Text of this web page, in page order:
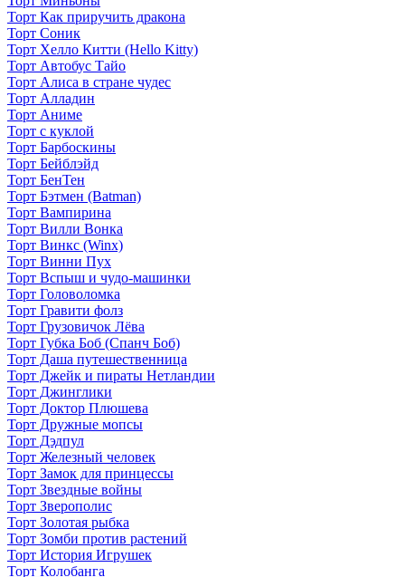
Торт Как приручить дракона
Торт Соник
Торт Хелло Китти (Hello Kitty)
Торт Автобус Тайо
Торт Алиса в стране чудес
Торт Алладин
Торт Аниме
Торт с куклой
Торт Барбоскины
Торт Бейблэйд
Торт БенТен
Торт Бэтмен (Batman)
Торт Вампирина
Торт Вилли Вонка
Торт Винкс (Winx)
Торт Винни Пух
Торт Вспыш и чудо-машинки
Торт Головоломка
Торт Гравити фолз
Торт Грузовичок Лёва
Торт Губка Боб (Спанч Боб)
Торт Даша путешественница
Торт Джейк и пираты Нетландии
Торт Джинглики
Торт Доктор Плюшева
Торт Дружные мопсы
Торт Дэдпул
Торт Железный человек
Торт Замок для принцессы
Торт Звездные войны
Торт Зверополис
Торт Золотая рыбка
Торт Зомби против растений
Торт История Игрушек
Торт Колобанга